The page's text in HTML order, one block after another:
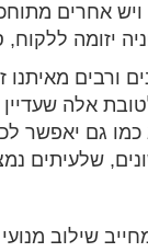
אחרים
יזומה
ורבים
אלה
גם יאפשר
שלעיתים
שילוב מנועי